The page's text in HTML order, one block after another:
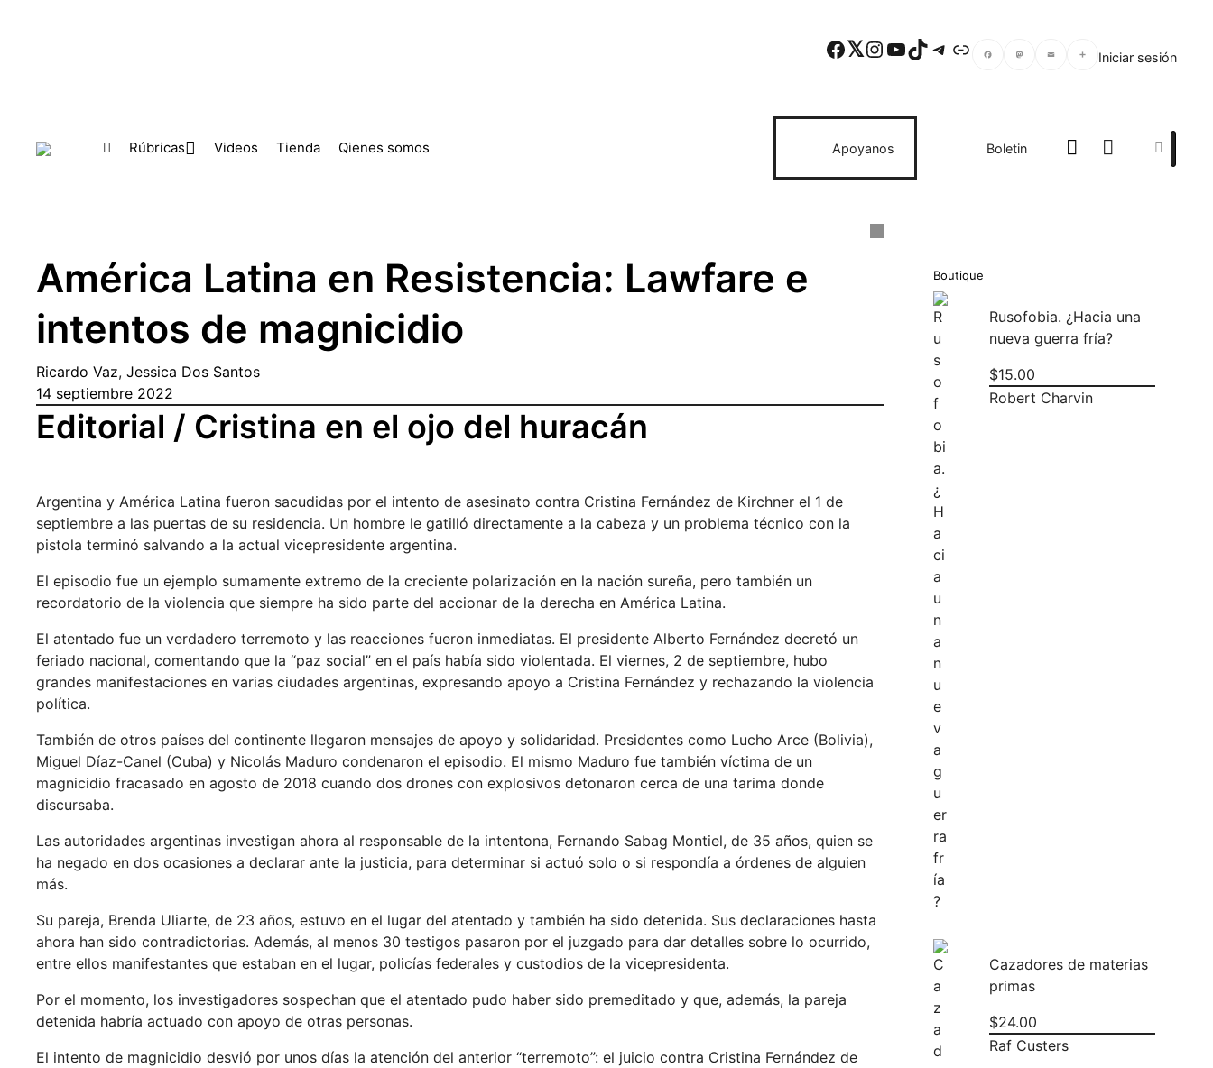
Facebook Twitter Instagram YouTube TikTok Telegram Enlace Iniciar sesión
Rúbricas Videos Tienda Qienes somos Apoyanos Boletin
América Latina en Resistencia: Lawfare e
intentos de magnicidio
Ricardo Vaz,Jessica Dos Santos
14 septiembre 2022
Editorial / Cristina en el ojo del huracán
Argentina y América Latina fueron sacudidas por el intento de asesinato contra Cristina Fernández de Kirchner el 1 de
septiembre a las puertas de su residencia. Un hombre le gatilló directamente a la cabeza y un problema técnico con la
pistola terminó salvando a la actual vicepresidente argentina.
El episodio fue un ejemplo sumamente extremo de la creciente polarización en la nación sureña, pero también un
recordatorio de la violencia que siempre ha sido parte del accionar de la derecha en América Latina.
El atentado fue un verdadero terremoto y las reacciones fueron inmediatas. El presidente Alberto Fernández decretó un
feriado nacional, comentando que la “paz social” en el país había sido violentada. El viernes, 2 de septiembre, hubo
grandes manifestaciones en varias ciudades argentinas, expresando apoyo a Cristina Fernández y rechazando la violencia
política.
También de otros países del continente llegaron mensajes de apoyo y solidaridad. Presidentes como Lucho Arce (Bolivia),
Miguel Díaz-Canel (Cuba) y Nicolás Maduro condenaron el episodio. El mismo Maduro fue también víctima de un
magnicidio fracasado en agosto de 2018 cuando dos drones con explosivos detonaron cerca de una tarima donde
discursaba.
Las autoridades argentinas investigan ahora al responsable de la intentona, Fernando Sabag Montiel, de 35 años, quien se
ha negado en dos ocasiones a declarar ante la justicia, para determinar si actuó solo o si respondía a órdenes de alguien
más.
Su pareja, Brenda Uliarte, de 23 años, estuvo en el lugar del atentado y también ha sido detenida. Sus declaraciones hasta
ahora han sido contradictorias. Además, al menos 30 testigos pasaron por el juzgado para dar detalles sobre lo ocurrido,
entre ellos manifestantes que estaban en el lugar, policías federales y custodios de la vicepresidenta.
Por el momento, los investigadores sospechan que el atentado pudo haber sido premeditado y que, además, la pareja
detenida habría actuado con apoyo de otras personas.
El intento de magnicidio desvió por unos días la atención del anterior “terremoto”: el juicio contra Cristina Fernández de
Boutique
Rusofobia. ¿Hacia una
nueva guerra fría?
$15.00
Robert Charvin
Cazadores de materias
primas
$24.00
Raf Custers